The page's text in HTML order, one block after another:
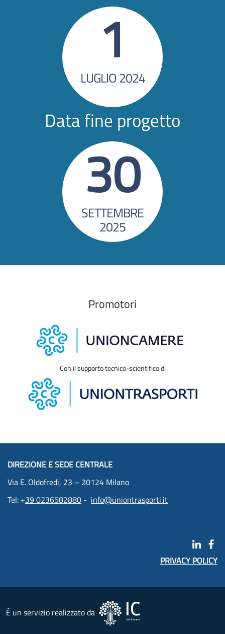
1
LUGLIO 2024
Data fine progetto
30
SETTEMBRE
2025
Promotori
Con il supporto tecnico-scientifico di
DIREZIONE E SEDE CENTRALE
Via E. Oldofredi, 23 – 20124 Milano
Tel: +39 0236582880 - info@uniontrasporti.it
PRIVACY POLICY
È un servizio realizzato da